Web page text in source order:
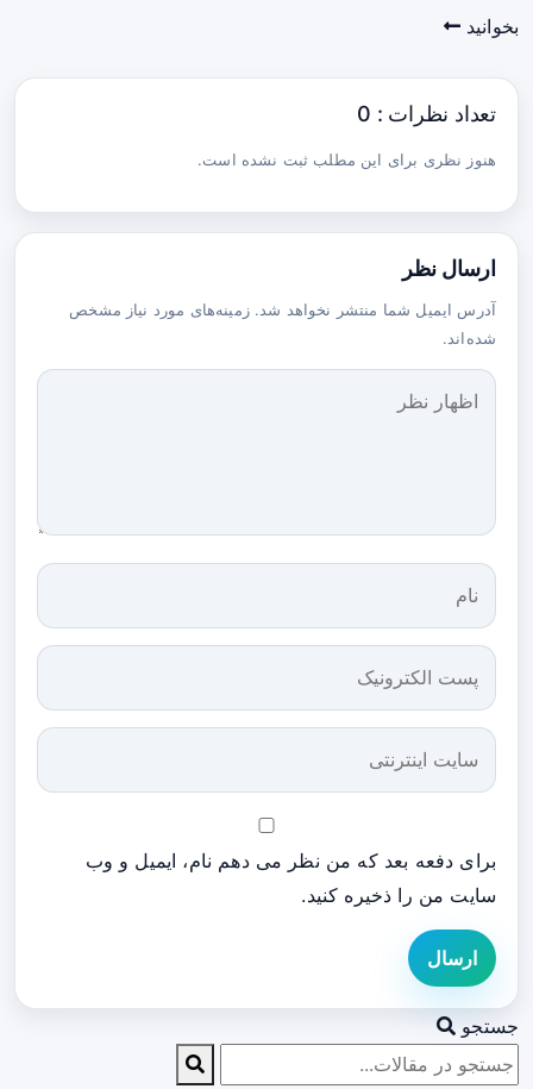
بخوانید
تعداد نظرات : 0
هنوز نظری برای این مطلب ثبت نشده است.
ارسال نظر
آدرس ایمیل شما منتشر نخواهد شد. زمینه‌های مورد نیاز مشخص
شده‌اند.
برای دفعه بعد که من نظر می دهم نام، ایمیل و وب
سایت من را ذخیره کنید.
ارسال
جستجو